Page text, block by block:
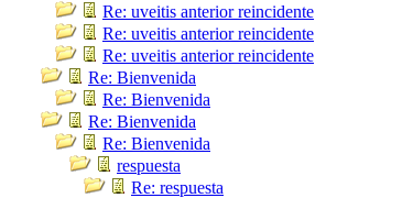
Re: uveitis anterior reincidente
Re: uveitis anterior reincidente
Re: uveitis anterior reincidente
Re: Bienvenida
Re: Bienvenida
Re: Bienvenida
Re: Bienvenida
respuesta
Re: respuesta